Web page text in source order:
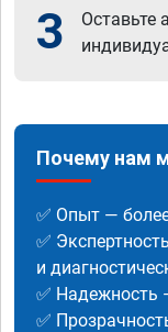
3
Оставьте
Почему нам
✅ Опыт —
✅
и
✅ Надежность
✅